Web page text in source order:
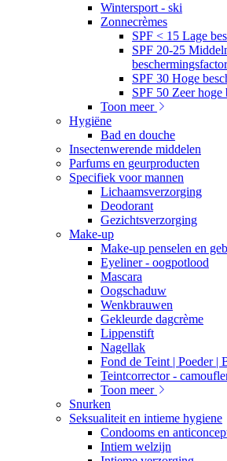
Wintersport - ski
Zonnecrèmes
SPF < 15 Lage
SPF 20-25
beschermingsfactor
SPF 30 Hoge
SPF 50 Zeer hoge
Toon meer
Hygiëne
Bad en douche
Insectenwerende middelen
Parfums en geurproducten
Specifiek voor mannen
Lichaamsverzorging
Deodorant
Gezichtsverzorging
Make-up
Make-up penselen en
Eyeliner - oogpotlood
Mascara
Oogschaduw
Wenkbrauwen
Gekleurde dagcrème
Lippenstift
Nagellak
Fond de Teint | Poeder |
Teintcorrector -
Toon meer
Snurken
Seksualiteit en intieme hygiene
Condooms en
Intiem welzijn